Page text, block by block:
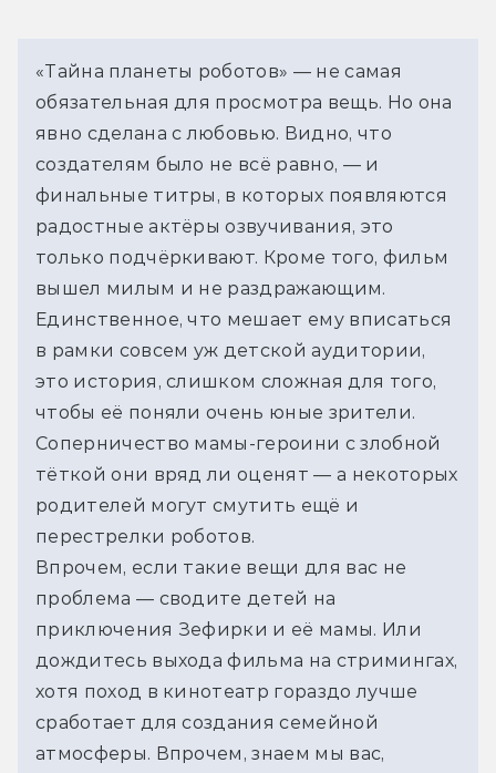
«Тайна планеты роботов» — не самая
обязательная для просмотра вещь. Но она
явно сделана с любовью. Видно, что
создателям было не всё равно, — и
финальные титры, в которых появляются
радостные актёры озвучивания, это
только подчёркивают. Кроме того, фильм
вышел милым и не раздражающим.
Единственное, что мешает ему вписаться
в рамки совсем уж детской аудитории,
это история, слишком сложная для того,
чтобы её поняли очень юные зрители.
Соперничество мамы-героини с злобной
тёткой они вряд ли оценят — а некоторых
родителей могут смутить ещё и
перестрелки роботов.
Впрочем, если такие вещи для вас не
проблема — сводите детей на
приключения Зефирки и её мамы. Или
дождитесь выхода фильма на стримингах,
хотя поход в кинотеатр гораздо лучше
сработает для создания семейной
атмосферы. Впрочем, знаем мы вас,